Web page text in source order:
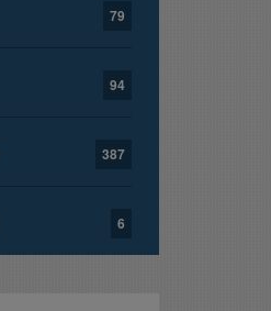
79
94
387
6